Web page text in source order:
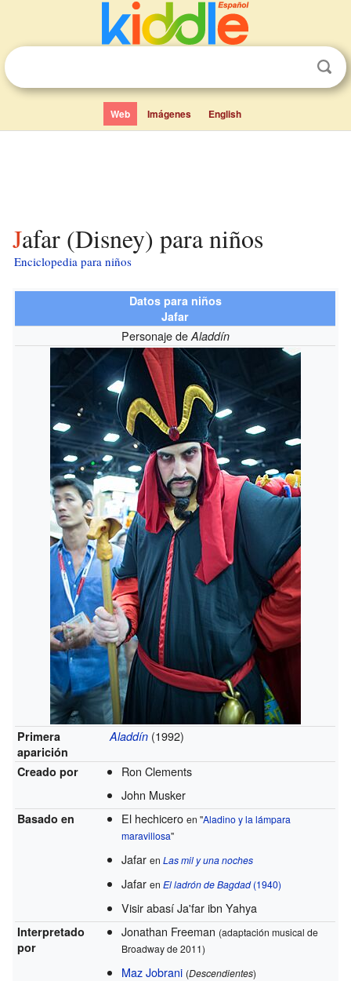
Web Imágenes English
Jafar (Disney) para niños
Enciclopedia para niños
Datos para niños
Jafar
Personaje de Aladdín
Primera
aparición
Aladdín (1992)
Creado por
Ron Clements
John Musker
Basado en El hechicero en "Aladino y la lámpara
maravillosa"
Jafar en Las mil y una noches
Jafar en El ladrón de Bagdad(1940)
Visir abasí Ja'far ibn Yahya
Interpretado
por
Jonathan Freeman (adaptación musical de
Broadway de 2011)
Maz Jobrani (Descendientes)